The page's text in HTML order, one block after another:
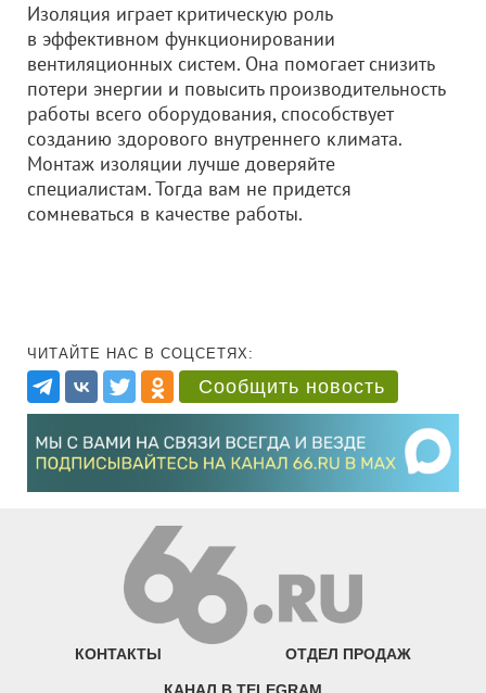
Изоляция играет критическую роль
в эффективном функционировании
вентиляционных систем. Она помогает снизить
потери энергии и повысить производительность
работы всего оборудования, способствует
созданию здорового внутреннего климата.
Монтаж изоляции лучше доверяйте
специалистам. Тогда вам не придется
сомневаться в качестве работы.
ЧИТАЙТЕ НАС В СОЦСЕТЯХ:
Сообщить новость
КОНТАКТЫ ОТДЕЛ ПРОДАЖ